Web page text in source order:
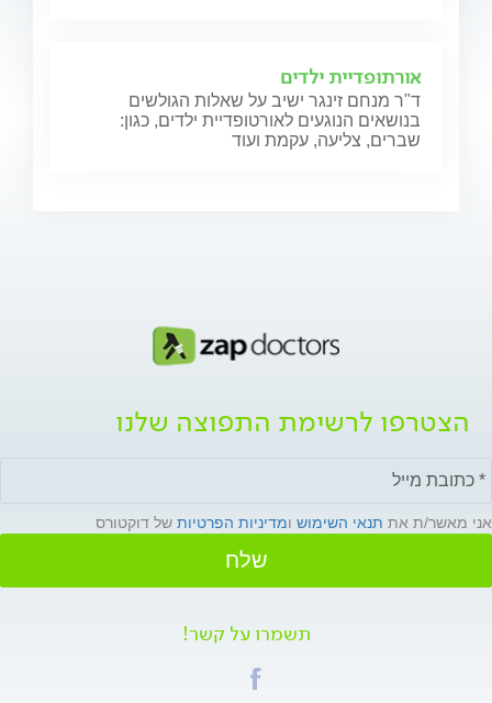
אורתופדיית ילדים
ד"ר מנחם זינגר ישיב על שאלות הגולשים
בנושאים הנוגעים לאורטופדיית ילדים, כגון:
שברים, צליעה, עקמת ועוד
הצטרפו לרשימת התפוצה שלנו
אני מאשר/ת את תנאי השימוש ומדיניות הפרטיות של דוקטורס
שלח
תשמרו על קשר!